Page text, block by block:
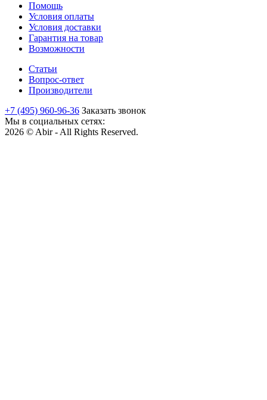
Помощь
Условия оплаты
Условия доставки
Гарантия на товар
Возможности
Статьи
Вопрос-ответ
Производители
+7 (495) 960-96-36 Заказать звонок
Мы в социальных сетях:
2026 © Abir - All Rights Reserved.